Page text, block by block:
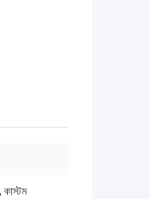
কাস্টম